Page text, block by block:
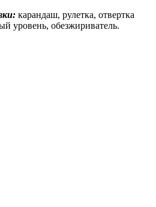
карандаш, рулетка, отвертка
уровень, обезжириватель.